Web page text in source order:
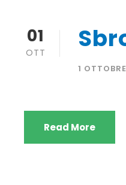
01
OTT
1
Read More